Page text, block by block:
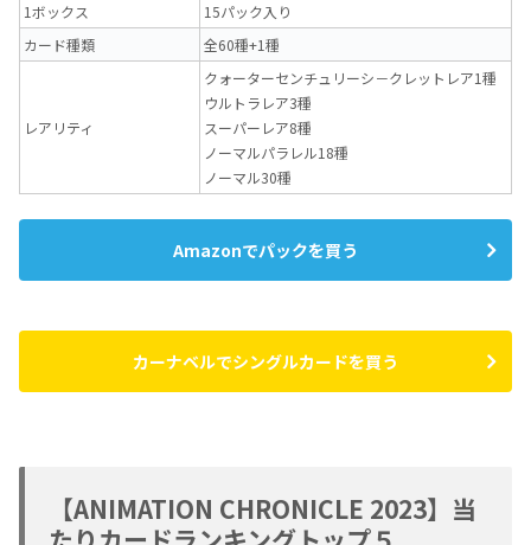
1ボックス
15パック入り
カード種類
全60種+1種
レアリティ
クォーターセンチュリーシ－クレットレア1種
ウルトラレア3種
スーパーレア8種
ノーマルパラレル18種
ノーマル30種
Amazonでパックを買う
カーナベルでシングルカードを買う
【ANIMATION CHRONICLE 2023】当